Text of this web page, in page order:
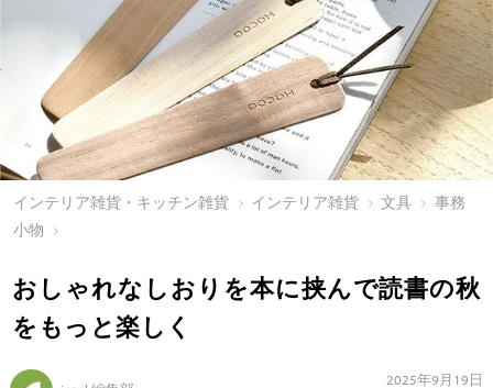
インテリア雑貨・キッチン雑貨 インテリア雑貨 文具
事務
小物
おしゃれなしおりを本に挟んで読書の秋
をもっと楽しく
2025年9月19日